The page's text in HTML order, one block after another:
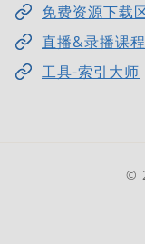
免费资源下载
直播&录播课程
工具-索引大师
©